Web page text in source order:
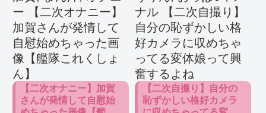
【二次オナニー】加賀
さんが発情して自慰始
【二次自撮り】自分の
恥ずかしい格好カメラ